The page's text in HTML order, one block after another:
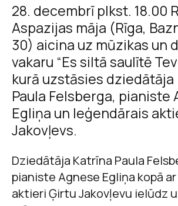
28. decembrī plkst. 18.00
Aspazijas māja (Rīga,
30) aicina uz mūzikas un
vakaru “Es siltā saulītē
kurā uzstāsies dziedātāja
Paula Felsberga, pianiste
Egliņa un leģendārais
Jakovļevs.
Dziedātāja Katrīna Paula
pianiste Agnese Egliņa kopā
aktieri Ģirtu Jakovļevu ielūdz